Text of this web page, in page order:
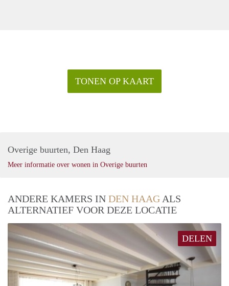
TONEN OP KAART
Overige buurten, Den Haag
Meer informatie over wonen in Overige buurten
ANDERE KAMERS IN DEN HAAG ALS
ALTERNATIEF VOOR DEZE LOCATIE
DELEN